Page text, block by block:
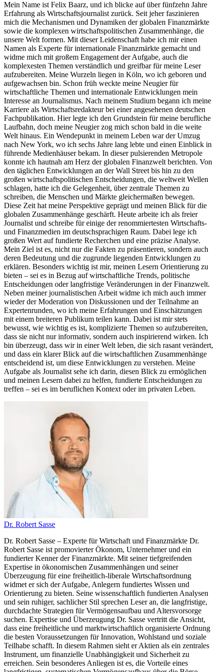
Mein Name ist Felix Baarz, und ich blicke auf über fünfzehn Jahre
Erfahrung als Wirtschaftsjournalist zurück. Seit jeher faszinieren
mich die Mechanismen und Dynamiken der globalen Finanzmärkte
sowie die komplexen wirtschaftspolitischen Zusammenhänge, die
unsere Welt formen. Mit dieser Leidenschaft habe ich mir einen
Namen als Experte für internationale Finanzmärkte gemacht und
widme mich mit großem Engagement der Aufgabe, auch die
komplexesten Themen verständlich und greifbar für meine Leser
aufzubereiten. Meine Wurzeln liegen in Köln, wo ich geboren und
aufgewachsen bin. Schon früh weckte meine Neugier für
wirtschaftliche Themen und internationale Entwicklungen mein
Interesse an Journalismus. Nach meinem Studium begann ich meine
Karriere als Wirtschaftsredakteur bei einer angesehenen deutschen
Fachpublikation. Hier legte ich den Grundstein für meine berufliche
Laufbahn, doch meine Neugier zog mich schon bald in die weite
Welt hinaus. Ein Wendepunkt in meinem Leben war der Umzug
nach New York, wo ich sechs Jahre lang lebte und einen Einblick in
führende Medienhäuser bekam. In dieser pulsierenden Metropole
konnte ich hautnah am Herz der globalen Finanzwelt berichten. Von
den täglichen Entwicklungen an der Wall Street bis hin zu den
großen wirtschaftspolitischen Entscheidungen, die weltweit Wellen
schlagen, hatte ich die Gelegenheit, über zentrale Themen zu
schreiben, die Menschen und Märkte gleichermaßen bewegen.
Diese Zeit hat meine Perspektive geprägt und meinen Blick für die
globalen Zusammenhänge geschärft. Heute arbeite ich als freier
Journalist und schreibe für einige der renommiertesten Wirtschafts-
und Finanzmedien im deutschsprachigen Raum. Dabei lege ich
großen Wert auf fundierte Recherchen und eine präzise Analyse.
Mein Ziel ist es, nicht nur die Fakten zu präsentieren, sondern auch
deren Bedeutung und die zugrunde liegenden Entwicklungen zu
erklären. Besonders wichtig ist mir, meinen Lesern Orientierung zu
bieten – sei es in Bezug auf wirtschaftliche Trends, politische
Entscheidungen oder langfristige Veränderungen in der Finanzwelt.
Neben meiner journalistischen Arbeit widme ich mich auch immer
wieder der Moderation von Diskussionen und der Teilnahme an
Expertenrunden, wo ich meine Erfahrungen und Einschätzungen
mit einem breiteren Publikum teilen kann. Dabei ist mir stets
bewusst, wie wichtig es ist, komplizierte Themen so aufzubereiten,
dass sie nicht nur informativ, sondern auch inspirierend wirken. Ich
bin überzeugt, dass wir in einer Welt leben, die sich rasant verändert,
und dass ein klarer Blick auf die wirtschaftlichen Zusammenhänge
entscheidend ist, um diese Entwicklungen zu verstehen. Meine
Aufgabe als Journalist sehe ich darin, diesen Blick zu ermöglichen
und meinen Lesern dabei zu helfen, fundierte Entscheidungen zu
treffen – sei es im beruflichen Kontext oder im privaten Leben.
Dr. Robert Sasse
Dr. Robert Sasse – Experte für Wirtschaft und Finanzmärkte Dr.
Robert Sasse ist promovierter Ökonom, Unternehmer und ein
fundierter Kenner der Finanzmärkte. Mit seiner tiefgreifenden
Expertise in ökonomischen Zusammenhängen und seiner
Überzeugung für eine freiheitlich-liberale Wirtschaftsordnung
widmet er sich der Aufgabe, Anlegern fundiertes Wissen und
Orientierung zu bieten. Seine wissenschaftlich fundierten Analysen
und sein ruhiger, sachlicher Stil sprechen Leser an, die langfristige,
durchdachte Strategien für Vermögensaufbau und Altersvorsorge
suchen. Expertise und Überzeugung Dr. Sasse vertritt die Ansicht,
dass eine freiheitliche und marktwirtschaftlich organisierte Ordnung
die besten Voraussetzungen für Innovation, Wohlstand und soziale
Teilhabe schafft. In diesem Rahmen sieht er Aktien als ein zentrales
Instrument, um finanzielle Unabhängigkeit und Sicherheit zu
erreichen. Sein besonderes Anliegen ist es, die Vorteile eines